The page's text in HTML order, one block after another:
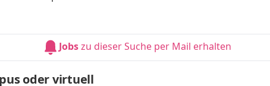
Spezialisierungsmöglichkeiten – und kannst Dich so noch
&
Aufgaben Du
startenDu absolvierst ein staatlich anerkanntes
Jobszu dieser Suche per Mail erhalten
oder virtuell